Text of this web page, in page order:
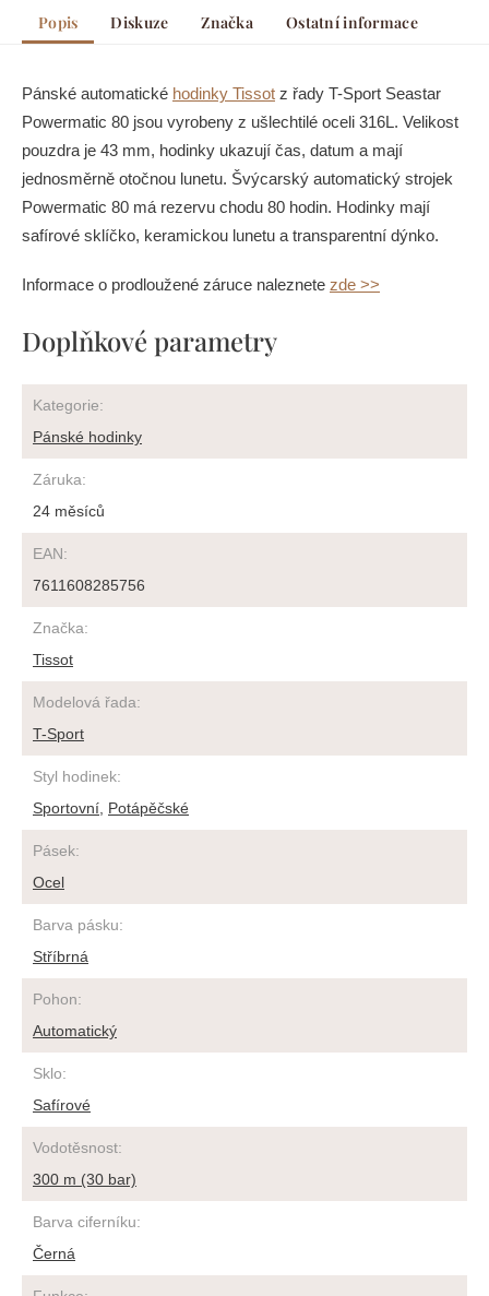
Popis Diskuze Značka Ostatní informace
Pánské automatické hodinky Tissot z řady T-Sport Seastar
Powermatic 80 jsou vyrobeny z ušlechtilé oceli 316L. Velikost
pouzdra je 43 mm, hodinky ukazují čas, datum a mají
jednosměrně otočnou lunetu. Švýcarský automatický strojek
Powermatic 80 má rezervu chodu 80 hodin. Hodinky mají
safírové sklíčko, keramickou lunetu a transparentní dýnko.
Informace o prodloužené záruce naleznete zde >>
Doplňkové parametry
Kategorie:
Pánské hodinky
Záruka:
24 měsíců
EAN:
7611608285756
Značka:
Tissot
Modelová řada:
T-Sport
Styl hodinek:
Sportovní Potápěčské
Pásek:
Ocel
Barva pásku:
Stříbrná
Pohon:
Automatický
Sklo:
Safírové
Vodotěsnost:
300 m (30 bar)
Barva ciferníku:
Černá